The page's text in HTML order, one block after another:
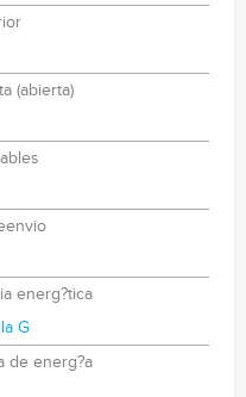
(abierta)
energ?tica
G
de energ?a